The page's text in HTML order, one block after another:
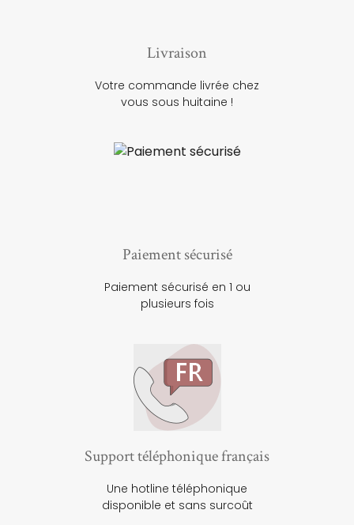
Livraison
Votre commande livrée chez
vous sous huitaine !
Paiement sécurisé
Paiement sécurisé en 1 ou
plusieurs fois
Support téléphonique français
Une hotline téléphonique
disponible et sans surcoût